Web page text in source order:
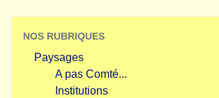
NOS RUBRIQUES
Paysages
A pas Comté...
Institutions